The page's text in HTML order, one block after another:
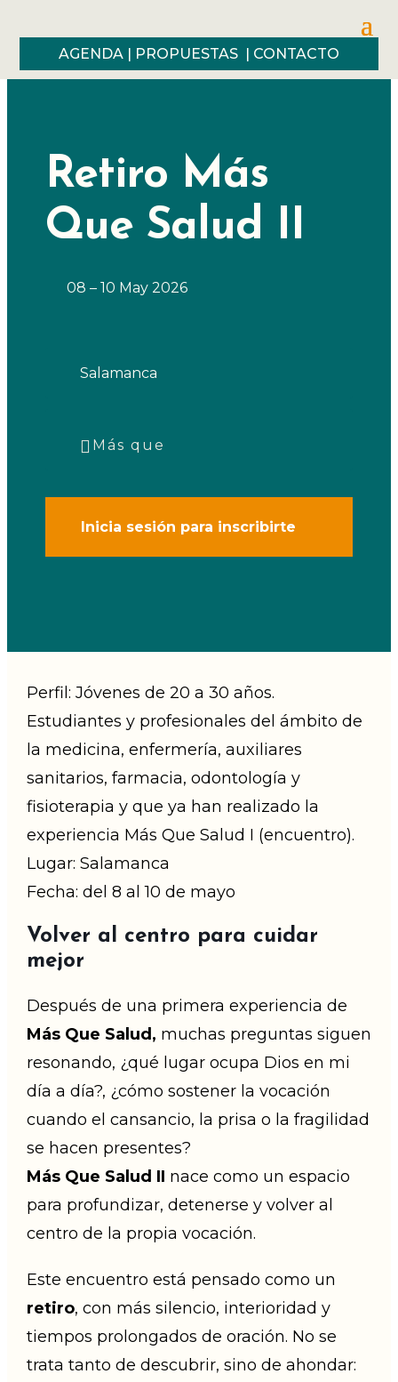
AGENDA | PROPUESTAS | CONTACTO
Retiro Más
Que Salud II
08 – 10 May 2026
Salamanca
Más que
Inicia sesión para inscribirte
Perfil: Jóvenes de 20 a 30 años.
Estudiantes y profesionales del ámbito de
la medicina, enfermería, auxiliares
sanitarios, farmacia, odontología y
fisioterapia y que ya han realizado la
experiencia Más Que Salud I (encuentro).
Lugar: Salamanca
Fecha: del 8 al 10 de mayo
Volver al centro para cuidar
mejor
Después de una primera experiencia de
Más Que Salud, muchas preguntas siguen
resonando, ¿qué lugar ocupa Dios en mi
día a día?, ¿cómo sostener la vocación
cuando el cansancio, la prisa o la fragilidad
se hacen presentes?
Más Que Salud II nace como un espacio
para profundizar, detenerse y volver al
centro de la propia vocación.
Este encuentro está pensado como un
retiro, con más silencio, interioridad y
tiempos prolongados de oración. No se
trata tanto de descubrir, sino de ahondar: